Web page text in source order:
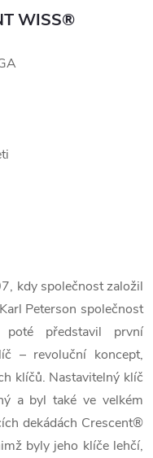
WISS®
kdy společnost založil
Peterson společnost
poté představil první
– revoluční koncept,
klíčů. Nastavitelný klíč
a byl také ve velkém
dekádách Crescent®
byly jeho klíče lehčí,